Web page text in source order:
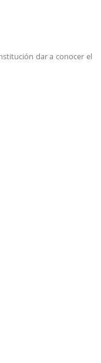
dar a conocer el